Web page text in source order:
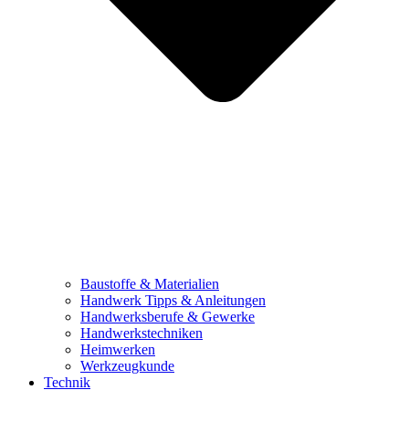
Baustoffe & Materialien
Handwerk Tipps & Anleitungen
Handwerksberufe & Gewerke
Handwerkstechniken
Heimwerken
Werkzeugkunde
Technik